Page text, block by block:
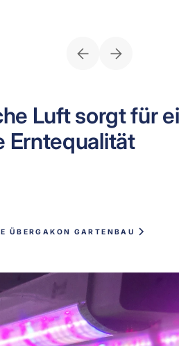
Luft sorgt für
Erntequalität
ÜBERGAKON GARTENBAU